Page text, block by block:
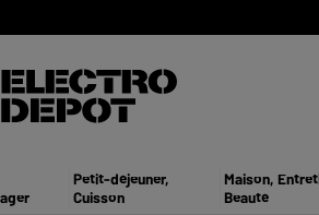
Petit-déjeuner,
Cuisson
Maison,
Beauté